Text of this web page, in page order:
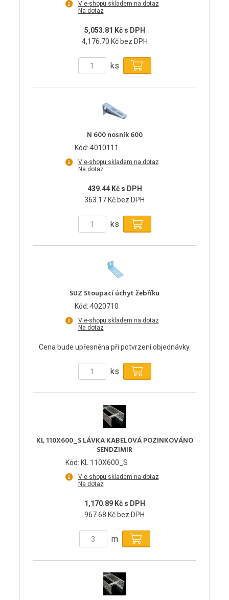
V e-shopu skladem na dotaz
Na dotaz
5,053.81 Kč s DPH
4,176.70 Kč bez DPH
ks
N 600 nosník 600
Kód: 4010111
V e-shopu skladem na dotaz
Na dotaz
439.44 Kč s DPH
363.17 Kč bez DPH
ks
SUZ Stoupací úchyt žebříku
Kód: 4020710
V e-shopu skladem na dotaz
Na dotaz
Cena bude upřesněna při potvrzení objednávky.
ks
KL 110X600_S LÁVKA KABELOVÁ POZINKOVÁNO
SENDZIMIR
Kód: KL 110X600_S
V e-shopu skladem na dotaz
Na dotaz
1,170.89 Kč s DPH
967.68 Kč bez DPH
m